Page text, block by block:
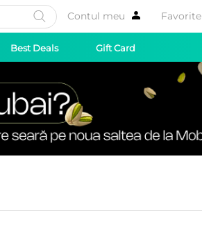
Contul meu Favorite
Best Deals Gift Card